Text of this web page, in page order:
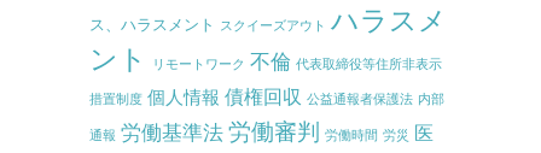
ス、ハラスメント スクイーズアウト ハラスメ
ント
リモートワーク 不倫 代表取締役等住所非表示
措置制度 個人情報 債権回収 公益通報者保護法 内部
通報 労働基準法 労働審判 労働時間 労災
医